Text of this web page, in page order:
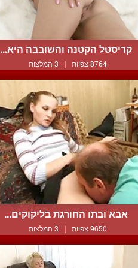
קריסטל הקטנה והשובבה היא...
8764 צפיות | 3 המלצות
אבא ובתו החורגת בליקוקים...
9650 צפיות | 3 המלצות